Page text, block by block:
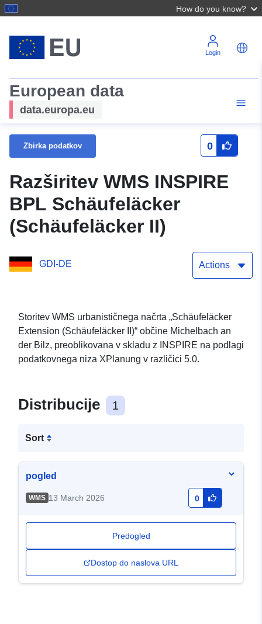
How do you know?
Login
European data
data.europa.eu
Zbirka podatkov 0
Razširitev WMS INSPIRE
BPL Schäufeläcker
(Schäufeläcker II)
GDI-DE Actions
Storitev WMS urbanističnega načrta „Schäufeläcker
Extension (Schäufeläcker II)“ občine Michelbach an
der Bilz, preoblikovana v skladu z INSPIRE na podlagi
podatkovnega niza XPlanung v različici 5.0.
Distribucije 1
Sort
pogled
WMS 13 March 2026 0
Predogled
Dostop do naslova URL